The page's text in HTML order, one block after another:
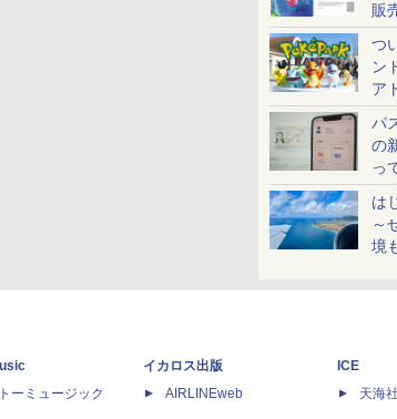
販
ケ
つ
ン
ア
配
パ
の
っ
ホ
は
～
境
ーミュージック
イカロス出版
AIRLINEweb
ICE
天海社